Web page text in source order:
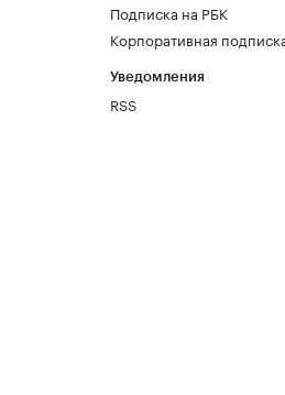
Подписка на РБК
Корпоративная
Уведомления
RSS